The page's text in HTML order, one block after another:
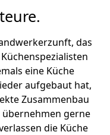
das
eine Küche
aufgebaut hat,
Zusammenbau
übernehmen gerne
die Küche